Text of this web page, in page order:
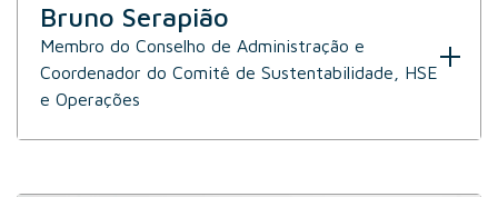
Bruno Serapião
Membro do Conselho de Administração e
Coordenador do Comitê de Sustentabilidade, HSE
e Operações